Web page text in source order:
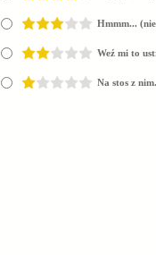
Hmmm...
Weź mi to
Na stos z nim.